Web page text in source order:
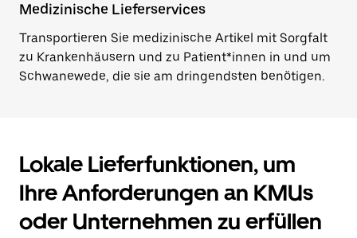
Medizinische Lieferservices
Transportieren Sie medizinische Artikel mit Sorgfalt
zu Krankenhäusern und zu Patient*innen in und um
Schwanewede, die sie am dringendsten benötigen.
Lokale Lieferfunktionen, um
Ihre Anforderungen an KMUs
oder Unternehmen zu erfüllen